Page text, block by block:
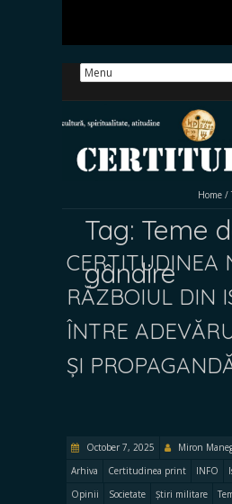
Home /
Tag: Teme
gândire
CERTITUDINEA
RĂZBOIUL DIN
ÎNTRE
ȘI
October 7, 2025 Miron
Arhiva
Certitudinea print INFO
Opinii
Societate Știri militare